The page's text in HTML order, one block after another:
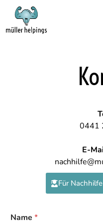
0441
E-
Für
Name *